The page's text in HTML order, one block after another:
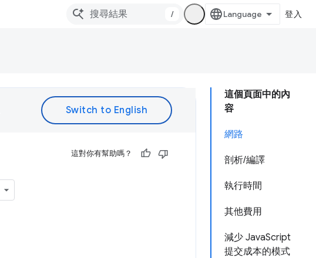
/ 登入
這個頁面中的內
容
網路
剖析/編譯
執行時間
其他費用
減少 JavaScript
提交成本的模式
這對你有幫助嗎？